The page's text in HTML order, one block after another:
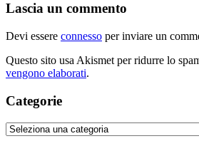
Lascia un commento
Devi essere connesso per inviare un
Questo sito usa Akismet per ridurre lo
vengono elaborati.
Categorie
Categorie